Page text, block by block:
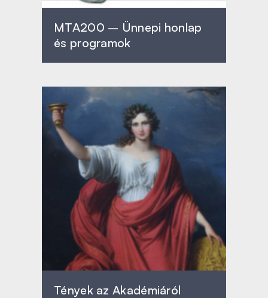
MTA200 – Ünnepi honlap
és programok
Tények az Akadémiáról